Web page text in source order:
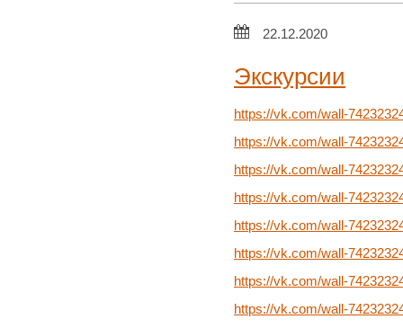
22.12.2020
Экскурсии
https://vk.com/wall-
https://vk.com/wall-
https://vk.com/wall-
https://vk.com/wall-
https://vk.com/wall-
https://vk.com/wall-
https://vk.com/wall-
https://vk.com/wall-